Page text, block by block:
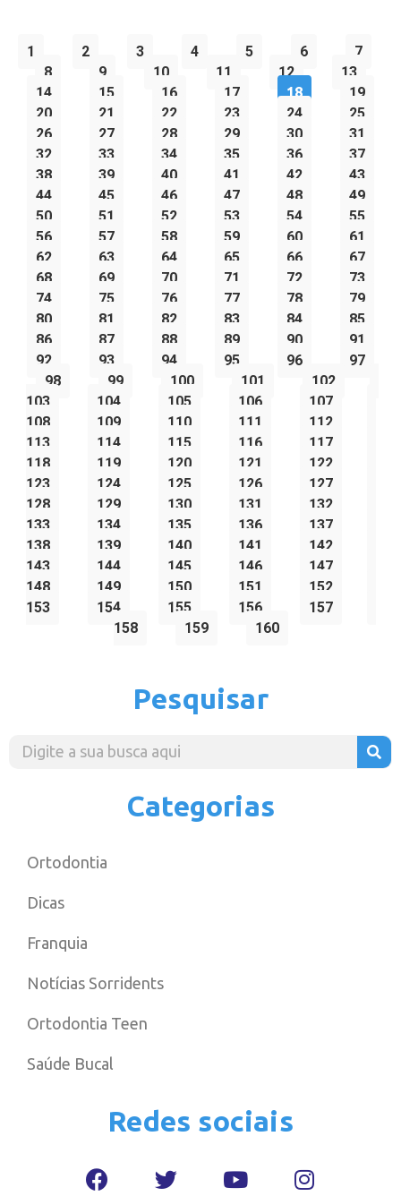
1 2 3 4 5 6
7
8
9 10 11 12
13
14
15 16 17 18
19
20
21 22 23 24
25
26
27 28 29 30
31
32
33 34 35 36
37
38
39 40 41 42
43
44
45 46 47 48
49
50
51 52 53 54
55
56
57 58 59 60
61
62
63 64 65 66
67
68
69 70 71 72
73
74
75 76 77 78
79
80
81 82 83 84
85
86
87 88 89 90
91
92
93 94 95 96
97
98
99 100 101
102
103
104 105 106
107
108
109 110 111
112
113
114 115 116
117
118
119 120 121
122
123
124 125 126
127
128
129 130 131
132
133
134 135 136
137
138
139 140 141
142
143
144 145 146
147
148
149 150 151
152
153
154 155 156
157
158
159 160
Pesquisar
Categorias
Ortodontia
Dicas
Franquia
Notícias Sorridents
Ortodontia Teen
Saúde Bucal
Redes sociais